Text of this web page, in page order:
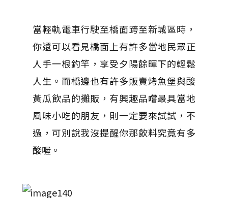
當輕軌電車行駛至橋面跨至新城區時，
你還可以看見橋面上有許多當地民眾正
人手一根釣竿，享受夕陽餘暉下的輕鬆
人生。而橋邊也有許多販賣烤魚堡與酸
黃瓜飲品的攤販，有興趣品嚐最具當地
風味小吃的朋友，則一定要來試試，不
過，可別說我沒提醒你那飲料究竟有多
酸喔。